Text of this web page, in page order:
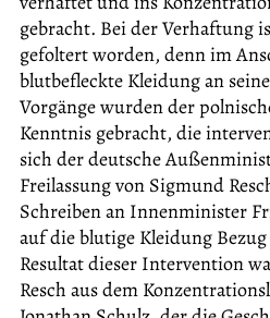
gebracht. Bei der Verhaftung
gefoltert worden, denn im
blutbefleckte Kleidung an
Vorgänge wurden der
Kenntnis gebracht, die
sich der deutsche
Freilassung von Sigmund
Schreiben an Innenminister
auf die blutige Kleidung
Resultat dieser Intervention
Resch aus dem